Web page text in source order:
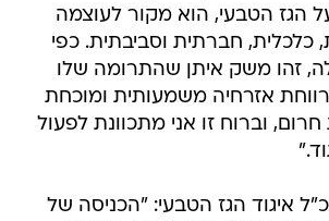
הגז הטבעי, הוא מקור לעוצמה
כלכלית, חברתית וסביבתית. כפי
זהו משק איתן שהתרומה שלו
אזרחיה משמעותית ומוכחת
וברוח זו אני מתכוונת לפעול
איגוד הגז הטבעי: "הכניסה של